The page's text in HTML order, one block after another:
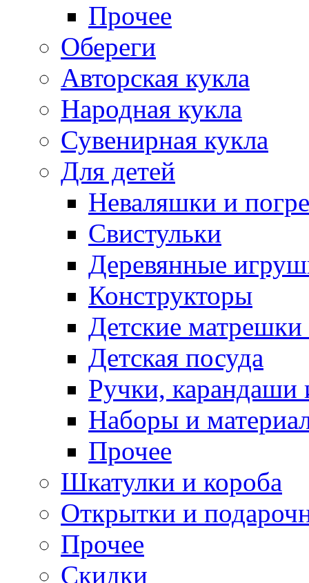
Прочее
Обереги
Авторская кукла
Народная кукла
Сувенирная кукла
Для детей
Неваляшки и
Свистульки
Деревянные
Конструкторы
Детские
Детская посуда
Ручки,
Наборы и
Прочее
Шкатулки и короба
Открытки и
Прочее
Скидки